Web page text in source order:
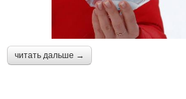
читать дальше →